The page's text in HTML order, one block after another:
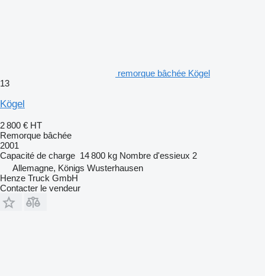
remorque bâchée Kögel
13
Kögel
2 800 € HT
Remorque bâchée
2001
Capacité de charge 14 800 kg Nombre d'essieux 2
Allemagne, Königs Wusterhausen
Henze Truck GmbH
Contacter le vendeur